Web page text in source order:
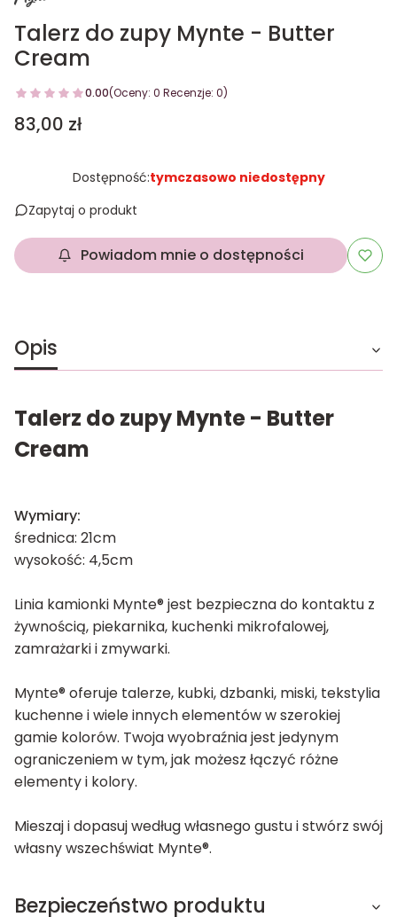
Talerz do zupy Mynte - Butter
Cream
0.00(Oceny: 0 Recenzje: 0)
Cena
83,00 zł
Dostępność:tymczasowo niedostępny
Zapytaj o produkt
Powiadom mnie o dostępności
Opis
Talerz do zupy Mynte - Butter
Cream
Wymiary:
średnica: 21cm
wysokość: 4,5cm
Linia kamionki Mynte® jest bezpieczna do kontaktu z
żywnością, piekarnika, kuchenki mikrofalowej,
zamrażarki i zmywarki.
Mynte® oferuje talerze, kubki, dzbanki, miski, tekstylia
kuchenne i wiele innych elementów w szerokiej
gamie kolorów. Twoja wyobraźnia jest jedynym
ograniczeniem w tym, jak możesz łączyć różne
elementy i kolory.
Mieszaj i dopasuj według własnego gustu i stwórz swój
własny wszechświat Mynte®.
Bezpieczeństwo produktu